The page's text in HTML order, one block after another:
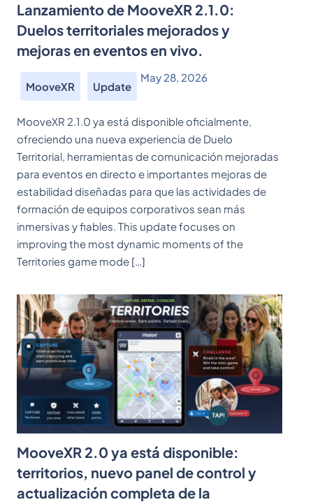
Lanzamiento de MooveXR 2.1.0:
Duelos territoriales mejorados y
mejoras en eventos en vivo.
MooveXR Update
May 28, 2026
MooveXR 2.1.0 ya está disponible oficialmente,
ofreciendo una nueva experiencia de Duelo
Territorial, herramientas de comunicación mejoradas
para eventos en directo e importantes mejoras de
estabilidad diseñadas para que las actividades de
formación de equipos corporativos sean más
inmersivas y fiables. This update focuses on
improving the most dynamic moments of the
Territories game mode […]
MooveXR 2.0 ya está disponible:
territorios, nuevo panel de control y
actualización completa de la